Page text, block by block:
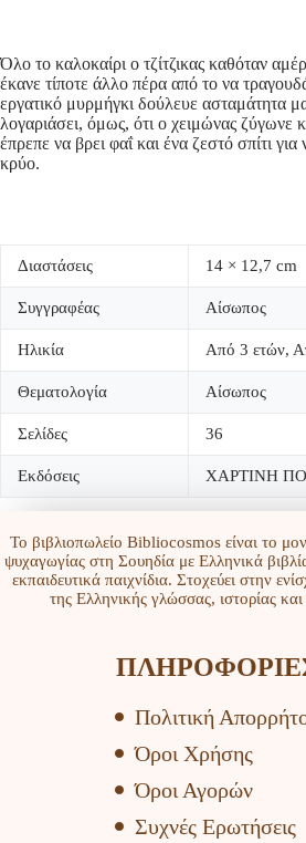
Όλο το καλοκαίρι ο τζίτζικας καθόταν
έκανε τίποτε άλλο πέρα από το να
εργατικό μυρμήγκι δούλευε ασταμάτητα
λογαριάσει, όμως, ότι ο χειμώνας ζύγωνε
έπρεπε να βρει φαΐ και ένα ζεστό σπίτι
κρύο.
Διαστάσεις 14 × 12,7 cm
Συγγραφέας Αίσωπος
Ηλικία Από 3 ετών,
Θεματολογία Αίσωπος
Σελίδες 36
Εκδόσεις ΧΑΡΤΙΝΗ
Το βιβλιοπωλείο Bibliocosmos είναι το
ψυχαγωγίας στη Σουηδία με Ελληνικά
εκπαιδευτικά παιχνίδια. Στοχεύει στην
της Ελληνικής γλώσσας, ιστορίας και
Πολιτική
Όροι Χρήσης
Όροι Αγορών
Συχνές Ερωτήσεις